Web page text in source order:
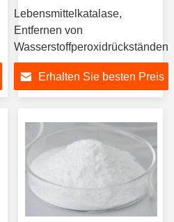
Lebensmittelkatalase,
Entfernen von
Wasserstoffperoxidrückständen
Erhalten Sie besten Preis